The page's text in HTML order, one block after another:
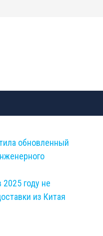
обновленный
2025 году не
из Китая